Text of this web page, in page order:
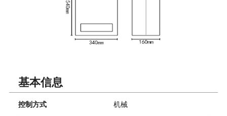
基本信息
控制方式 机械